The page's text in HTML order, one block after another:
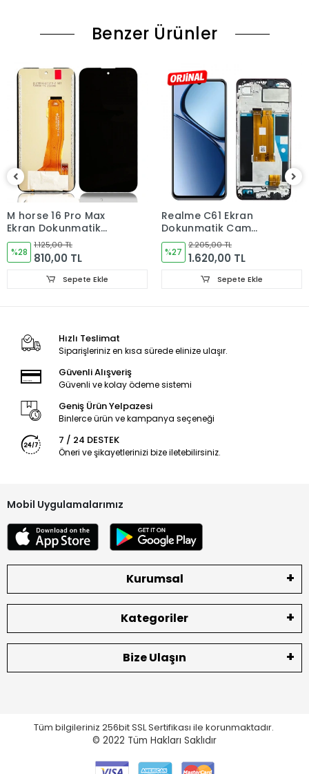
başlayın sorumluluk size aittir.
halde olmak şartı ile
Taşıma bedelleri size ait olmak şartı iade bölümünde kontrol
edildikten sonra
Paranız 1-7 gün içinde ödeme yaptığınız karta yatacaktır.
Montaj yapılmış Ürünlerin iade değişimi yoktur.
Dikkat Edilmesi gerekenler.
Test ederken aşağıdaki Soket Kısmının zarar görmemesine
dikkat edin.
Ekrana kesinlikle baskı yapmayınız ön cam arkasındaki LCD
köşelerinin alt kısmında boşluk olduğundan kırılıp
çalışmayacaktır.
Bu tip hatalardan kaynaklı ürünler değişime girmez.
Ürünler Sağlıklı bir Montajdan sonra Sorunsuz çalışacaktır.
Güle Güle Kullanmanız ümidi ile
Ürün Durumu
Benzer Ürünler
M horse 16 Pro Max
Ekran Dokunmatik
Cam
%28
1.125,00 TL
810,00 TL
Sepete Ekle
Realme C61 Ekran
Dokunmatik Cam
(ÇITALI) ORJINAL
%27
2.205,00 TL
1.620,00 TL
Sepete Ekle
Hızlı Teslimat
Siparişleriniz en kısa sürede elinize ulaşır.
Güvenli Alışveriş
Güvenli ve kolay ödeme sistemi
Geniş Ürün Yelpazesi
Binlerce ürün ve kampanya seçeneği
7 / 24 DESTEK
Öneri ve şikayetlerinizi bize iletebilirsiniz.
Mobil Uygulamalarımız
Kurumsal
Kategoriler
Bize Ulaşın
Tüm bilgileriniz 256bit SSL Sertifikası ile korunmaktadır.
© 2022 Tüm Hakları Saklıdır